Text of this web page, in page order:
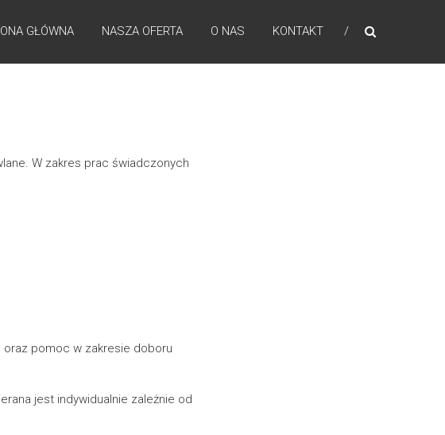
GŁÓWNA NASZA OFERTA O NAS KONTAKT
W zakres prac świadczonych
pomoc w zakresie doboru
jest indywidualnie zależnie od